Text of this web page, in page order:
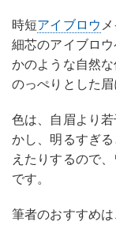
時短アイブロウ
細芯のアイブロ
かのような自然
のっぺりとした眉
色は、自眉より
かし、明るすぎ
えたりするので
です。
筆者のおすすめは